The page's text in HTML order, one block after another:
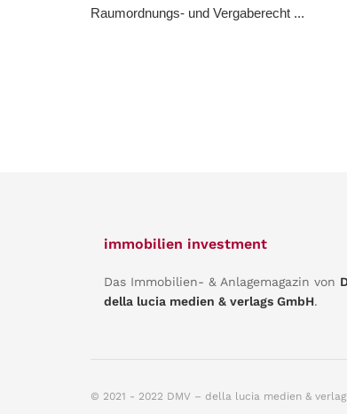
Raumordnungs- und Vergaberecht ...
immobilien investment
Das Immobilien- & Anlagemagazin von
della lucia medien & verlags GmbH.
© 2021 - 2022 DMV – della lucia medien &